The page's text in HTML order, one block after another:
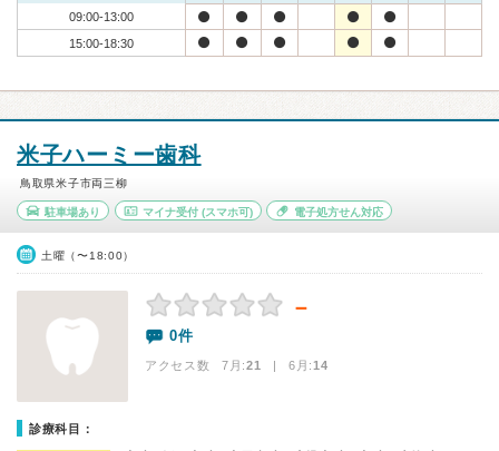
09:00-13:00
15:00-18:30
米子ハーミー歯科
鳥取県米子市両三柳
駐車場あり マイナ受付(スマホ可) 電子処方せん対応
土曜（〜18:00）
－
0件
アクセス数 7月:21 | 6月:14
診療科目：